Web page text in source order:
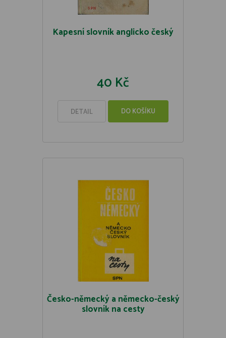
Kapesní slovník anglicko český
40 Kč
DETAIL DO KOŠÍKU
Česko-německý a německo-český
slovník na cesty